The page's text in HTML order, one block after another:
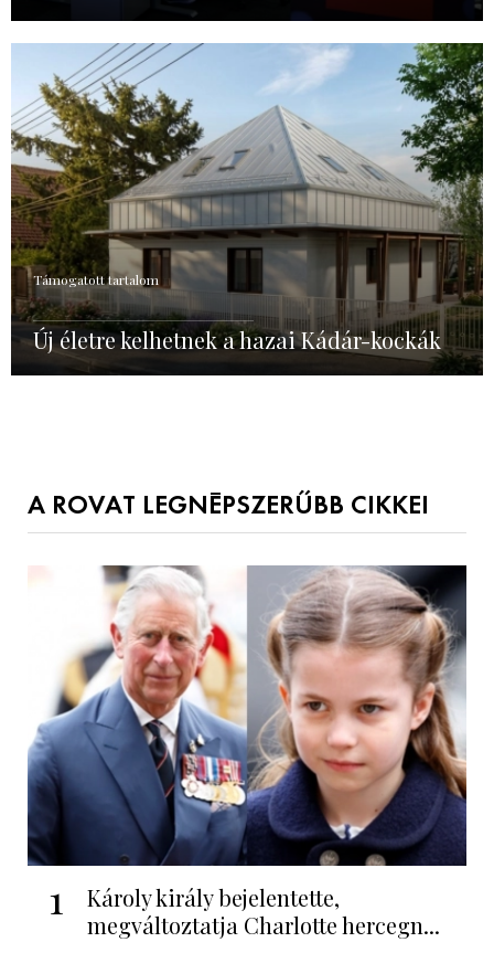
Támogatott tartalom
Új életre kelhetnek a hazai Kádár-kockák
A ROVAT LEGNÉPSZERŰBB CIKKEI
1
Károly király bejelentette,
megváltoztatja Charlotte hercegn...